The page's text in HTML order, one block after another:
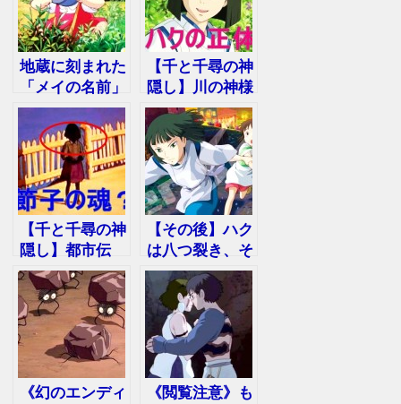
地蔵に刻まれた
「メイの名前」
…となりのトト
ロ都市伝説
【千と千尋の神
隠し】川の神様
だった！？「ハ
クの正体」が明
らかに
【千と千尋の神
隠し】都市伝
説！駅のホーム
で清太を待つ
「節子の魂」
【その後】ハク
は八つ裂き、そ
れとも…？「千
と千尋の神隠
し」の裏話
《幻のエンディ
《閲覧注意》も